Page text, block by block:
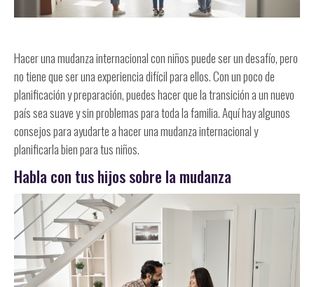
Hacer una mudanza internacional con niños puede ser un desafío, pero
no tiene que ser una experiencia difícil para ellos. Con un poco de
planificación y preparación, puedes hacer que la transición a un nuevo
país sea suave y sin problemas para toda la familia. Aquí hay algunos
consejos para ayudarte a hacer una mudanza internacional y
planificarla bien para tus niños.
Habla con tus hijos sobre la mudanza